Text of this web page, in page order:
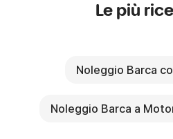
Le più
Noleggio Barca
Noleggio Barca a